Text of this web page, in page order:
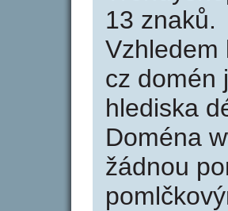
13 znaků.
Vzhledem
cz domén
hlediska
Doména
žádnou